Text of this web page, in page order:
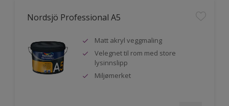
Nordsjö Professional A5
Matt akryl veggmaling
Velegnet til rom med store
lysinnslipp
Miljømerket